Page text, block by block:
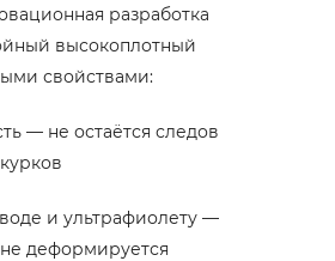
разработка
высокоплотный
свойствами:
— не остаётся следов
и ультрафиолету —
деформируется